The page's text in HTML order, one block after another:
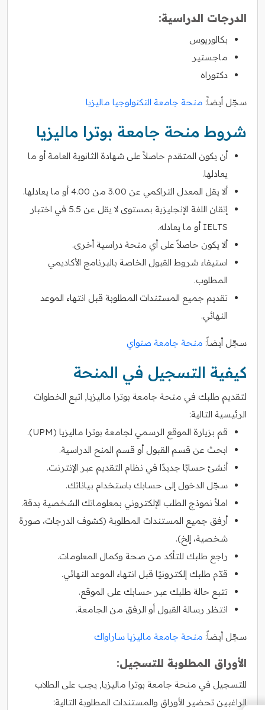
الدرجات الدراسية:
بكالوريوس
ماجستير
دكتوراه
سجّل أيضاً: منحة جامعة التكنولوجيا ماليزيا
شروط منحة جامعة بوترا ماليزيا
أن يكون المتقدم حاصلاً على شهادة الثانوية العامة أو ما
يعادلها.
ألا يقل المعدل التراكمي عن 3.00 من 4.00 أو ما يعادلها.
إتقان اللغة الإنجليزية بمستوى لا يقل عن 5.5 في اختبار
IELTS أو ما يعادله.
ألا يكون حاصلاً على أي منحة دراسية أخرى.
استيفاء شروط القبول الخاصة بالبرنامج الأكاديمي
المطلوب.
تقديم جميع المستندات المطلوبة قبل انتهاء الموعد
النهائي.
سجّل أيضاً: منحة جامعة صنواي
كيفية التسجيل في المنحة
لتقديم طلبك في منحة جامعة بوترا ماليزيا, اتبع الخطوات
الرئيسية التالية:
قم بزيارة الموقع الرسمي لجامعة بوترا ماليزيا (UPM).
ابحث عن قسم القبول أو قسم المنح الدراسية.
أنشئ حسابًا جديدًا في نظام التقديم عبر الإنترنت.
سجّل الدخول إلى حسابك باستخدام بياناتك.
املأ نموذج الطلب الإلكتروني بمعلوماتك الشخصية بدقة.
أرفق جميع المستندات المطلوبة (كشوف الدرجات، صورة
شخصية، إلخ).
راجع طلبك للتأكد من صحة وكمال المعلومات.
قدّم طلبك إلكترونيًا قبل انتهاء الموعد النهائي.
تتبع حالة طلبك عبر حسابك على الموقع.
انتظر رسالة القبول أو الرفق من الجامعة.
سجّل أيضاً: منحة جامعة ماليزيا ساراواك
الأوراق المطلوبة للتسجيل:
للتسجيل في منحة جامعة بوترا ماليزيا, يجب على الطلاب
الراغبين تحضير الأوراق والمستندات المطلوبة التالية: